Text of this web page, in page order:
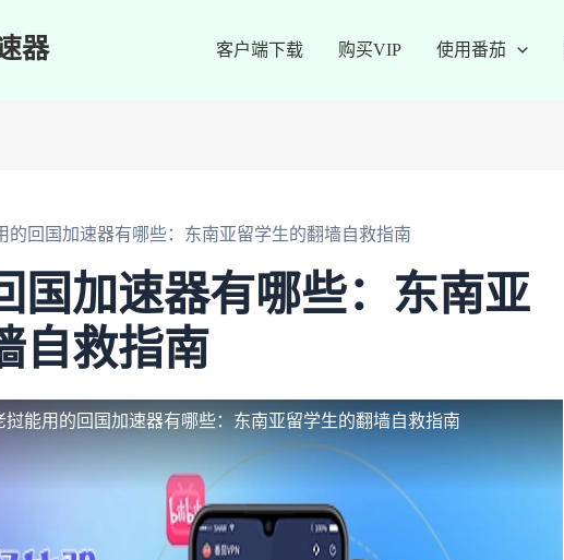
器 客户端下载 购买VIP 使用番茄
的回国加速器有哪些：东南亚留学生的翻墙自救指南
国加速器有哪些：东南亚
自救指南
挝能用的回国加速器有哪些：东南亚留学生的翻墙自救指南